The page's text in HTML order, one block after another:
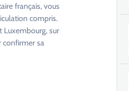
français, vous
compris.
Luxembourg, sur
confirmer sa